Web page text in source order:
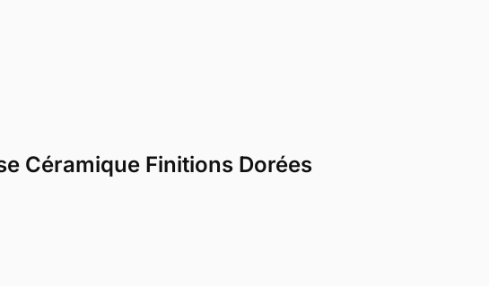
Céramique Finitions Dorées